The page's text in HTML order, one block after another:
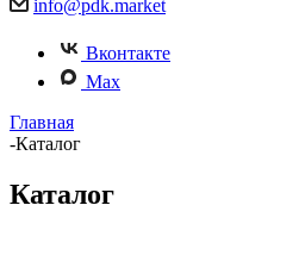
info@pdk.market
Вконтакте
Max
Главная
-Каталог
Каталог